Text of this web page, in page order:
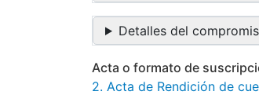
Detalles del
Acta o formato de
2. Acta de Rendición de